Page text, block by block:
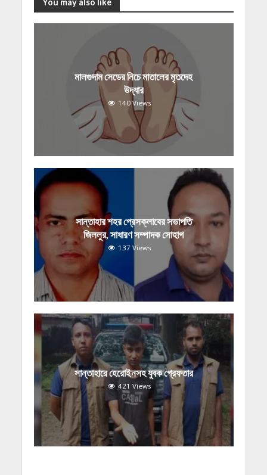
You may also like
মালগুদাম সেডের নিচে মাতালের মৃতদেহ
উদ্ধার
140 Views
সান্তাহার শহর প্রেসক্লাবের সভাপতি
জিললুর, সাধারণ সম্পাদক সোহাগ
137 Views
সান্তাহারে হেরোইনসহ যুবক গ্রেফতার
421 Views